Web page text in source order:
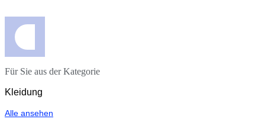
Für Sie aus der Kategorie
Kleidung
Alle ansehen